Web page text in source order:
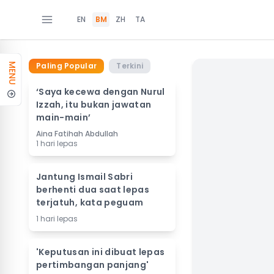
EN BM ZH TA
MENU Paling Popular Terkini
‘Saya kecewa dengan Nurul
Izzah, itu bukan jawatan
main-main’
Aina Fatihah Abdullah
1 hari lepas
Jantung Ismail Sabri
berhenti dua saat lepas
terjatuh, kata peguam
1 hari lepas
'Keputusan ini dibuat lepas
pertimbangan panjang'